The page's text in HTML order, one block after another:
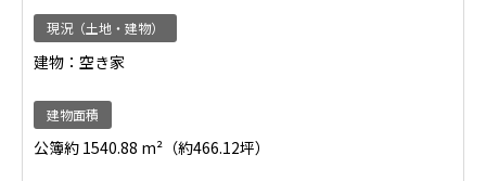
現況（土地・建物）
建物：空き家
建物面積
公簿約 1540.88 m²（約466.12坪）